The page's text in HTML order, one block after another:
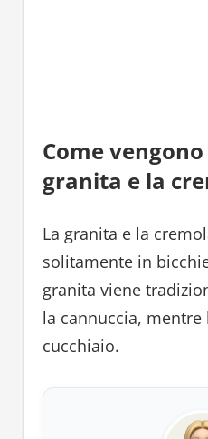
Come
granita e la
La granita e la
solitamente in
granita viene
la cannuccia,
cucchiaio.